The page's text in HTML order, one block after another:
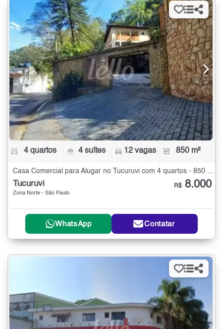
4 quartos 4 suítes 12 vagas 850 m²
Casa Comercial para Alugar no Tucuruvi com 4 quartos - 850 m²
Tucuruvi
Zona Norte - São Paulo
R$ 8.000
WhatsApp Contatar